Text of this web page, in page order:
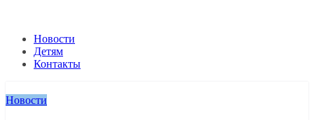
Новости
Детям
Контакты
Новости